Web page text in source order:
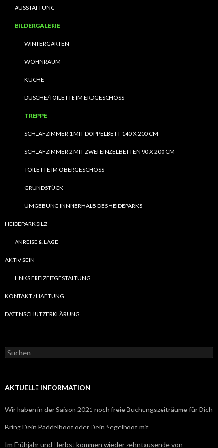
AUSSTATTUNG
BILDERGALERIE
WINTERGARTEN
WOHNRAUM
KÜCHE
DUSCHE/TOILETTE IM ERDGESCHOSS
TREPPE
SCHLAFZIMMER 1 MIT DOPPELBETT 140 X 200 CM
SCHLAFZIMMER 2 MIT ZWEI EINZELBETTEN 90 X 200 CM
TOILETTE IM OBERGESCHOSS
GRUNDSTÜCK
UMGEBUNG INNNERHALB DES HEIDEPARKS
HEIDEPARK SILZ
ANREISE & LAGE
AKTIV SEIN
LINKS FREIZEITGESTALTUNG
KONTAKT / HAFTUNG
DATENSCHUTZERKLÄRUNG
S
u
e
a
h
AKTUELLE INFORMATION
Wir haben in der Saison 2021 noch freie Buchungszeiträume für Dich
Bring Dein Paddelboot oder Dein Segelboot mit
Im Frühjahr und Herbst kommen wieder zehntausende von